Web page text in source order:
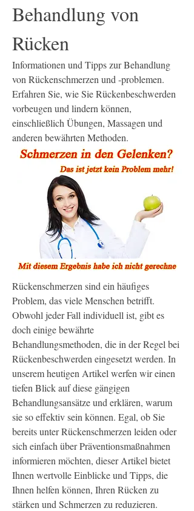
Behandlung von
Rücken
Informationen und Tipps zur Behandlung
von Rückenschmerzen und -problemen.
Erfahren Sie, wie Sie Rückenbeschwerden
vorbeugen und lindern können,
einschließlich Übungen, Massagen und
anderen bewährten Methoden.
Rückenschmerzen sind ein häufiges
Problem, das viele Menschen betrifft.
Obwohl jeder Fall individuell ist, gibt es
doch einige bewährte
Behandlungsmethoden, die in der Regel bei
Rückenbeschwerden eingesetzt werden. In
unserem heutigen Artikel werfen wir einen
tiefen Blick auf diese gängigen
Behandlungsansätze und erklären, warum
sie so effektiv sein können. Egal, ob Sie
bereits unter Rückenschmerzen leiden oder
sich einfach über Präventionsmaßnahmen
informieren möchten, dieser Artikel bietet
Ihnen wertvolle Einblicke und Tipps, die
Ihnen helfen können, Ihren Rücken zu
stärken und Schmerzen zu reduzieren.